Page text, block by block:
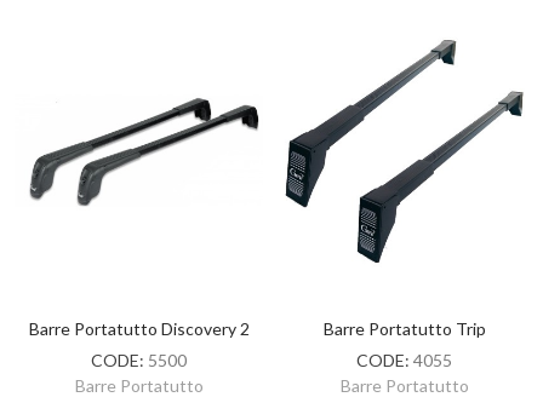
Barre Portatutto Discovery 2
CODE: 5500
Barre Portatutto
Barre Portatutto Trip
CODE: 4055
Barre Portatutto